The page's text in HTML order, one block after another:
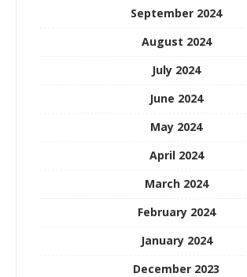
September 2024
August 2024
July 2024
June 2024
May 2024
April 2024
March 2024
February 2024
January 2024
December 2023